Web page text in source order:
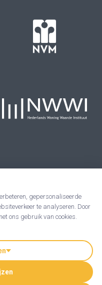
gepersonaliseerde
te analyseren. Door
ons gebruik van cookies.